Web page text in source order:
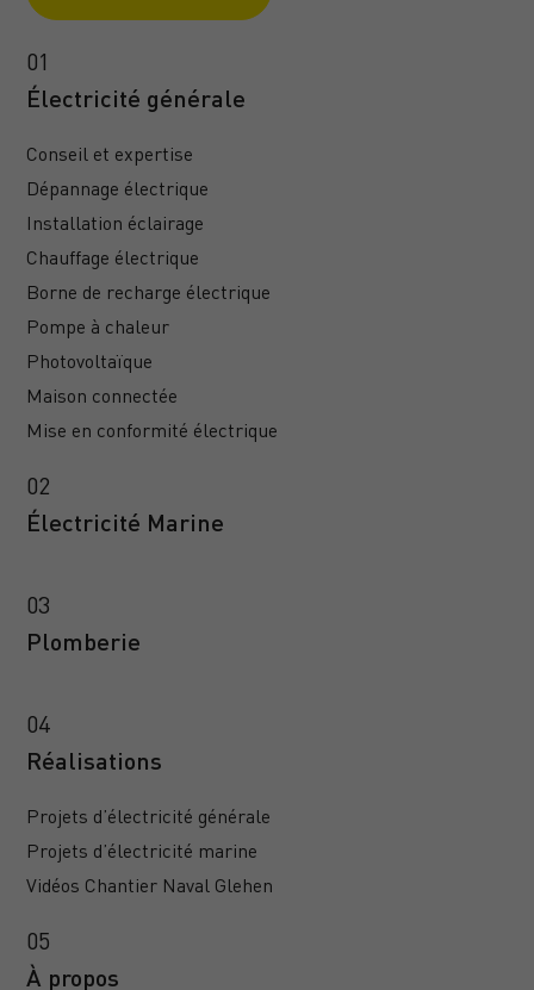
Électricité générale
Conseil et expertise
Dépannage électrique
Installation éclairage
Chauffage électrique
Borne de recharge électrique
Pompe à chaleur
Photovoltaïque
Maison connectée
Mise en conformité électrique
Électricité Marine
Plomberie
Réalisations
Projets d’électricité générale
Projets d’électricité marine
Vidéos Chantier Naval Glehen
À propos